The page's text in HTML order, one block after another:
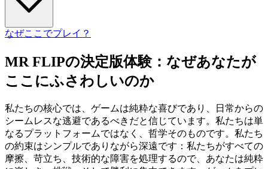
なぜここでプレイ？
MR FLIPの決定版体験：なぜあなたが
ここにふさわしいのか
私たちの核心では、ゲームは純粋な喜びであり、日常からの
シームレスな逃避であるべきだと信じています。私たちは単
なるプラットフォームではなく、哲学そのものです。私たち
の約束はシンプルでありながら深遠です：私たちがすべての
摩擦、苛立ち、技術的な障害を処理するので、あなたは純粋